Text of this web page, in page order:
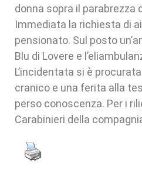
donna sopra il parabrezza
Immediata la richiesta di
pensionato. Sul posto
Blu di Lovere e
L’incidentata si è
cranico e una ferita alla
perso conoscenza. Per i
Carabinieri della